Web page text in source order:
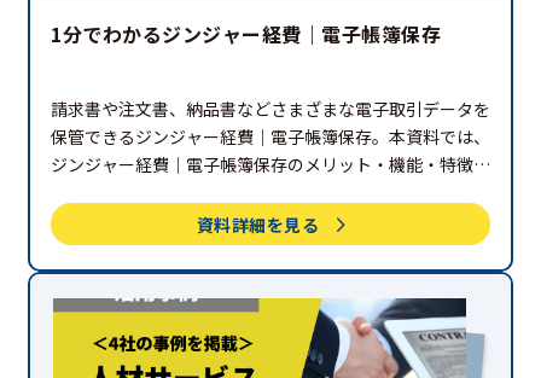
1分でわかるジンジャー経費｜電子帳簿保存
請求書や注文書、納品書などさまざまな電子取引データを
保管できるジンジャー経費｜電子帳簿保存。本資料では、
ジンジャー経費｜電子帳簿保存のメリット・機能・特徴を
資料詳細を見る